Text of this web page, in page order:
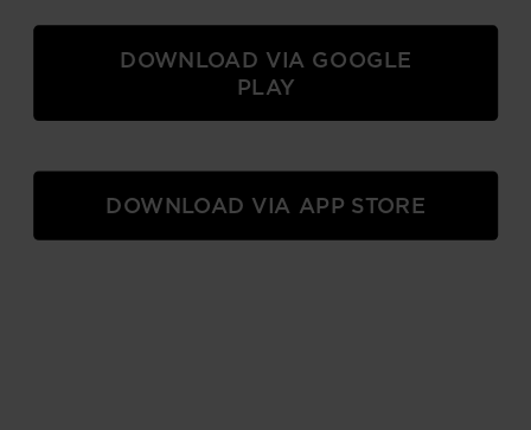
DOWNLOAD VIA GOOGLE
PLAY
DOWNLOAD VIA APP STORE